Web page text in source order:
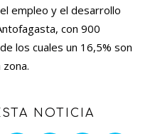
empleo y el desarrollo
con 900
los cuales un 16,5% son
NOTICIA